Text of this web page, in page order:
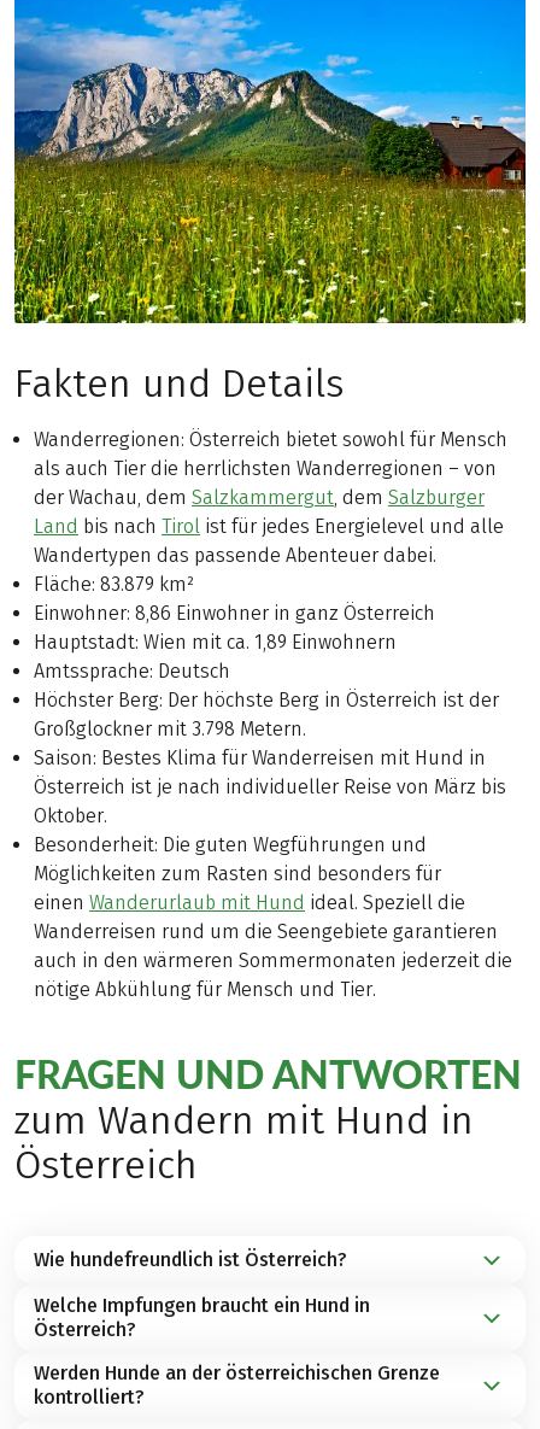
Fakten und Details
Wanderregionen: Österreich bietet sowohl für Mensch
als auch Tier die herrlichsten Wanderregionen – von
der Wachau, dem Salzkammergut, dem Salzburger
Land bis nach Tirol ist für jedes Energielevel und alle
Wandertypen das passende Abenteuer dabei.
Fläche: 83.879 km²
Einwohner: 8,86 Einwohner in ganz Österreich
Hauptstadt: Wien mit ca. 1,89 Einwohnern
Amtssprache: Deutsch
Höchster Berg: Der höchste Berg in Österreich ist der
Großglockner mit 3.798 Metern.
Saison: Bestes Klima für Wanderreisen mit Hund in
Österreich ist je nach individueller Reise von März bis
Oktober.
Besonderheit: Die guten Wegführungen und
Möglichkeiten zum Rasten sind besonders für
einen Wanderurlaub mit Hund ideal. Speziell die
Wanderreisen rund um die Seengebiete garantieren
auch in den wärmeren Sommermonaten jederzeit die
nötige Abkühlung für Mensch und Tier.
FRAGEN UND ANTWORTEN
zum Wandern mit Hund in
Österreich
Wie hundefreundlich ist Österreich?
Die Wanderregionen inÖsterreichbieten nicht nur
für alle bewegungshungrigen Aktivurlauber die
perfekte Auszeit in der Natur. Auch für Hunde sind
dieWanderwege
Welche Impfungen braucht ein Hund in
Österreich?
Für die Einreise mit Hund nach Österreichbenötigen
Sie folgende Dokumente / Impfungen:
Werden Hunde an der österreichischen Grenze
kontrolliert?